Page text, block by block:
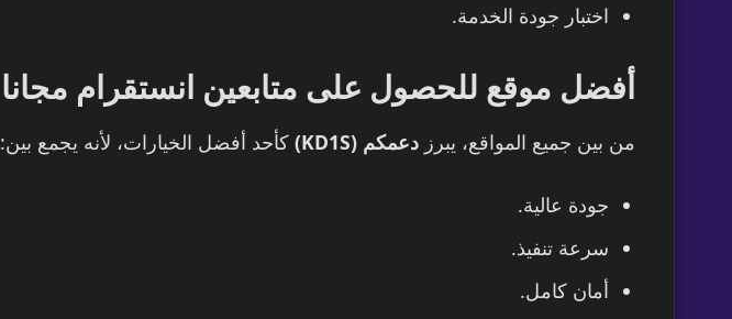
اختبار جودة الخدمة.
أفضل موقع للحصول على متابعين انستقرام مجانا
من بين جميع المواقع، يبرز دعمكم (KD1S) كأحد أفضل الخيارات، لأنه يجمع بين:
جودة عالية.
سرعة تنفيذ.
أمان كامل.